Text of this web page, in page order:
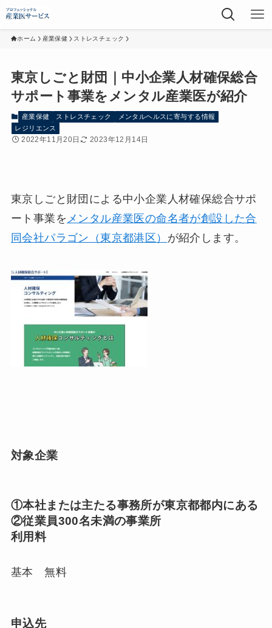
ホーム 産業保健 ストレスチェック
東京しごと財団｜中小企業人材確保総合
サポート事業をメンタル産業医が紹介
産業保健 ストレスチェック
メンタルヘルスに寄与する情報
レジリエンス
2022年11月20日 2023年12月14日
東京しごと財団による中小企業人材確保総合サポ
ート事業を メンタル産業医の命名者が創設した合
同会社パラゴン（東京都港区） が紹介します。
対象企業
①本社または主たる事務所が東京都都内にある
②従業員300名未満の事業所
利用料
基本 無料
申込先